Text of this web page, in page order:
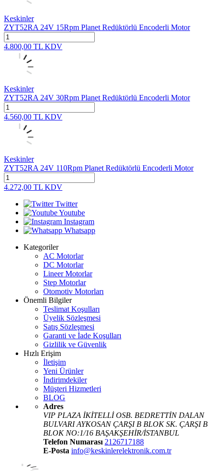
Keskinler
ZYT52RA 24V 15Rpm Planet Redüktörlü Encoderli Motor
4.800,00 TL KDV
Keskinler
ZYT52RA 24V 30Rpm Planet Redüktörlü Encoderli Motor
4.560,00 TL KDV
Keskinler
ZYT52RA 24V 110Rpm Planet Redüktörlü Encoderli Motor
4.272,00 TL KDV
Twitter
Youtube
Instagram
Whatsapp
Kategoriler
AC Motorlar
DC Motorlar
Lineer Motorlar
Step Motorlar
Otomotiv Motorları
Önemli Bilgiler
Teslimat Koşulları
Üyelik Sözleşmesi
Satış Sözleşmesi
Garanti ve İade Koşulları
Gizlilik ve Güvenlik
Hızlı Erişim
İletişim
Yeni Ürünler
İndirimdekiler
Müşteri Hizmetleri
BLOG
Adres
VIP PLAZA İKİTELLİ OSB. BEDRETTİN DALAN
BULVARI AYKOSAN ÇARŞI B BLOK SK. ÇARŞI B
BLOK NO:1/16 BAŞAKŞEHİR/İSTANBUL
Telefon Numarası 2126717188
E-Posta info@keskinlerelektronik.com.tr